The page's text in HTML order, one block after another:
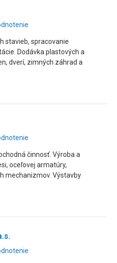
stavieb, spracovanie
Dodávka plastových a
dverí, zimných záhrad a
činnosť. Výroba a
oceľovej armatúry,
mechanizmov. Výstavby